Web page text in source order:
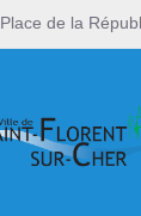
Place de la